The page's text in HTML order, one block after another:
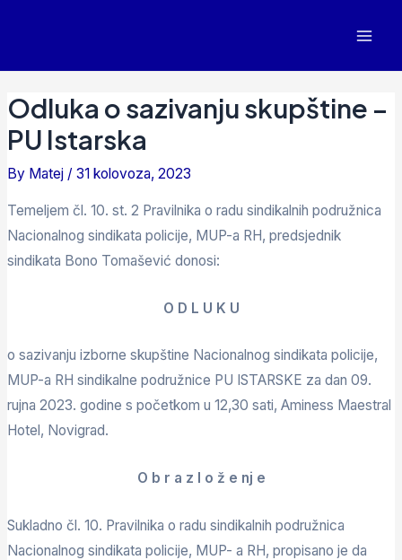
Odluka o sazivanju skupštine –
PU Istarska
By Matej /31 kolovoza, 2023
Temeljem čl. 10. st. 2 Pravilnika o radu sindikalnih podružnica
Nacionalnog sindikata policije, MUP-a RH, predsjednik
sindikata Bono Tomašević donosi:
O D L U K U
o sazivanju izborne skupštine Nacionalnog sindikata policije,
MUP-a RH sindikalne podružnice PU ISTARSKE za dan 09.
rujna 2023. godine s početkom u 12,30 sati, Aminess Maestral
Hotel, Novigrad.
O b r a z l o ž e nj e
Sukladno čl. 10. Pravilnika o radu sindikalnih podružnica
Nacionalnog sindikata policije, MUP- a RH, propisano je da